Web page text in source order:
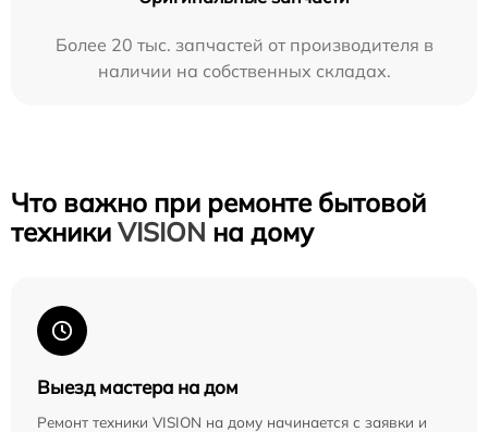
Более 20 тыс. запчастей от производителя в
наличии на собственных складах.
Что важно при ремонте бытовой
техники VISION на дому
Выезд мастера на дом
Ремонт техники VISION на дому начинается с заявки и